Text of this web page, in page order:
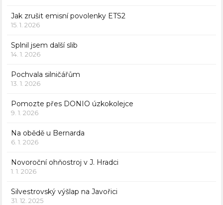
Jak zrušit emisní povolenky ETS2
15. 1. 2026
Splnil jsem další slib
14. 1. 2026
Pochvala silničářům
13. 1. 2026
Pomozte přes DONIO úzkokolejce
9. 1. 2026
Na obědě u Bernarda
6. 1. 2026
Novoroční ohňostroj v J. Hradci
1. 1. 2026
Silvestrovský výšlap na Javořici
31. 12. 2025